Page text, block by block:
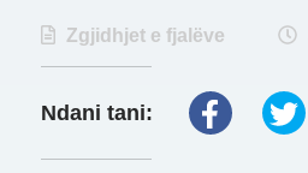
Zgjidhjet e fjalëve
Ndani tani: